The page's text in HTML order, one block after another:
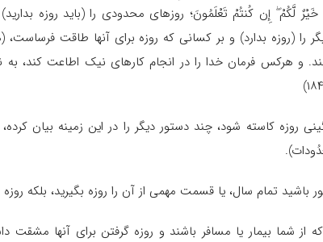
لَّکُمْ ۖ إِن کُنتُمْ تَعْلَمُونَ؛‌ روزهاى محدودى را (باید روزه
را (روزه بدارد) و بر کسانى که روزه براى آنها طاقت
و هرکس فرمان خدا را در انجام کارهاى نیک اطاعت کند،
روزه کاسته شود، چند دستور دیگر را در این زمینه بیان
تمام سال، یا قسمت مهمى از آن را روزه بگیرید، بلکه
از شما بیمار یا مسافر باشند و روزه گرفتن براى آنها مشقت